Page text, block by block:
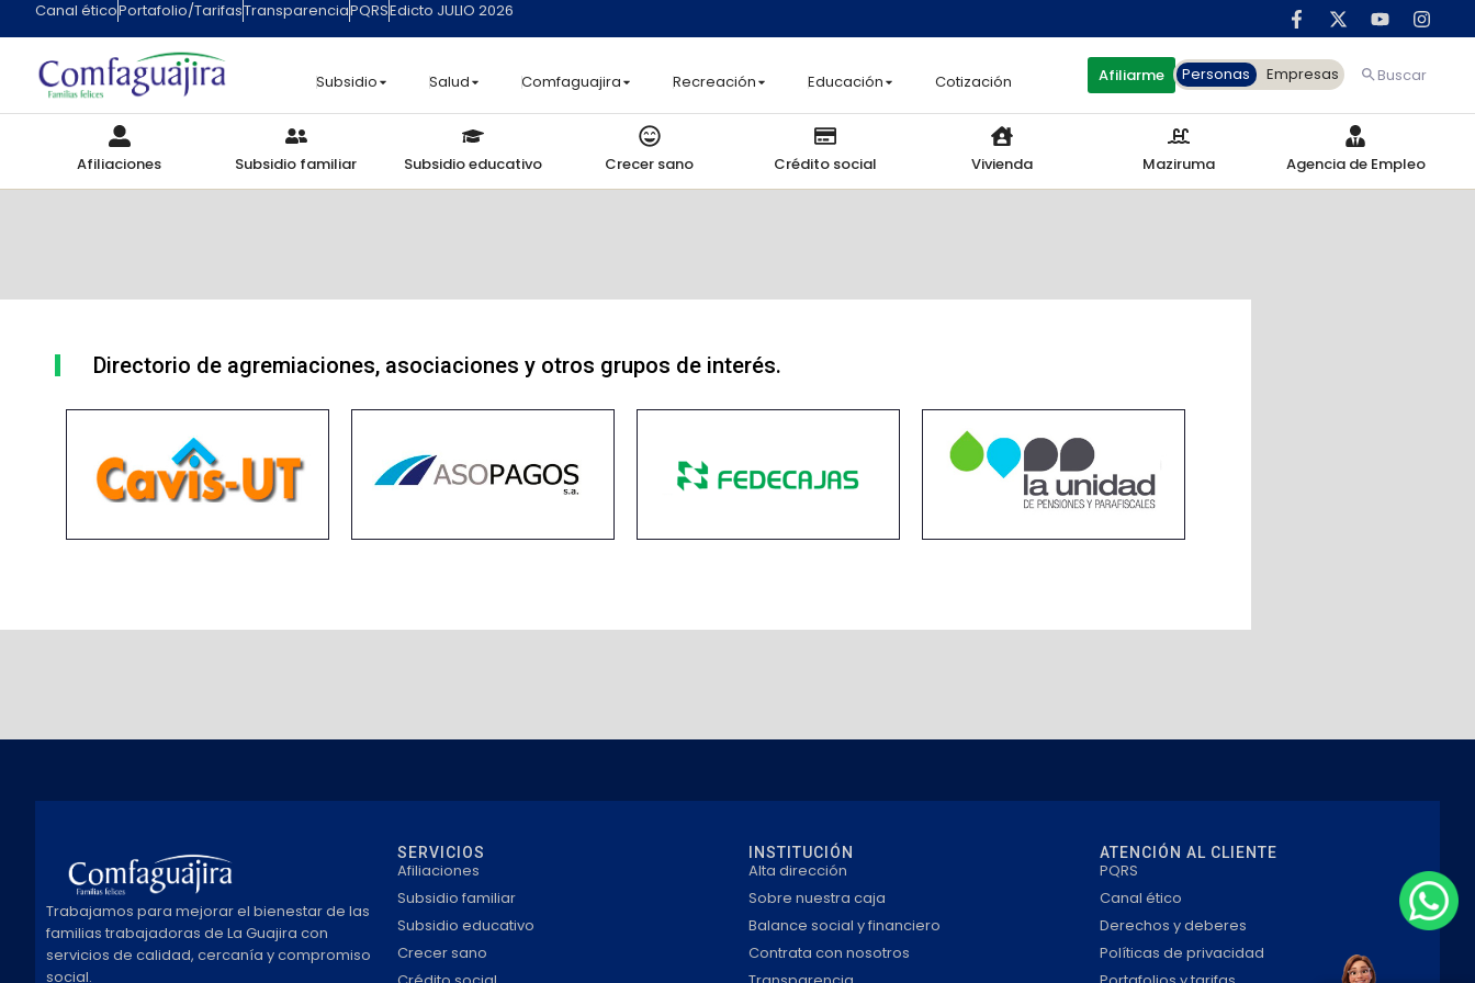
Canal éticoPortafolio/TarifasTransparenciaPQRSEdicto JULIO 2026
Subsidio Salud Comfaguajira Recreación Educación Cotización Afiliarme Personas Empresas Buscar
Afiliaciones Subsidio familiar Subsidio educativo Crecer sano Crédito social Vivienda Maziruma Agencia de Empleo
Directorio de agremiaciones, asociaciones y otros grupos de interés.
Trabajamos para mejorar el bienestar de las
familias trabajadoras de La Guajira con
servicios de calidad, cercanía y compromiso
social.
SERVICIOS
Afiliaciones
Subsidio familiar
Subsidio educativo
Crecer sano
INSTITUCIÓN
Alta dirección
Sobre nuestra caja
Balance social y financiero
Contrata con nosotros
ATENCIÓN AL CLIENTE
PQRS
Canal ético
Derechos y deberes
Políticas de privacidad